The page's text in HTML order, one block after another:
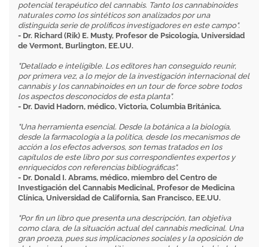
potencial terapéutico del cannabis. Tanto los cannabinoides
naturales como los sintéticos son analizados por una
distinguida serie de prolíficos investigadores en este campo".
- Dr. Richard (Rik) E. Musty, Profesor de Psicología, Universidad
de Vermont, Burlington, EE.UU.
"Detallado e inteligible. Los editores han conseguido reunir,
por primera vez, a lo mejor de la investigación internacional del
cannabis y los cannabinoides en un tour de force sobre todos
los aspectos desconocidos de esta planta".
- Dr. David Hadorn, médico, Victoria, Columbia Británica.
"Una herramienta esencial. Desde la botánica a la biología,
desde la farmacología a la política, desde los mecanismos de
acción a los efectos adversos, son temas tratados en los
capítulos de este libro por sus correspondientes expertos y
enriquecidos con referencias bibliográficas".
- Dr. Donald I. Abrams, médico, miembro del Centro de
Investigación del Cannabis Medicinal, Profesor de Medicina
Clínica, Universidad de California, San Francisco, EE.UU.
"Por fin un libro que presenta una descripción, tan objetiva
como clara, de la situación actual del cannabis medicinal. Una
gran proeza, pues sus implicaciones sociales y la oposición de